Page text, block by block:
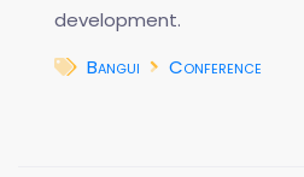
development.
Bangui
Conference